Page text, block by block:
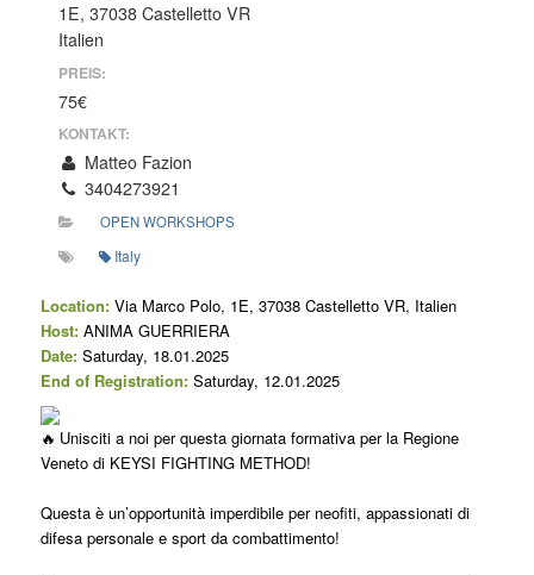
1E, 37038 Castelletto VR
Italien
PREIS:
75€
KONTAKT:
Matteo Fazion
3404273921
OPEN WORKSHOPS
Italy
Location: Via Marco Polo, 1E, 37038 Castelletto VR, Italien
Host: ANIMA GUERRIERA
Date:Saturday, 18.01.2025
End of Registration:Saturday, 12.01.2025
Unisciti a noi per questa giornata formativa per la Regione
Veneto di KEYSI FIGHTING METHOD!
Questa è un’opportunità imperdibile per neofiti, appassionati di
difesa personale e sport da combattimento!